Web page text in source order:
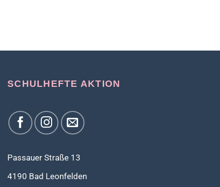
SCHULHEFTE AKTION
Passauer Straße 13
4190 Bad Leonfelden